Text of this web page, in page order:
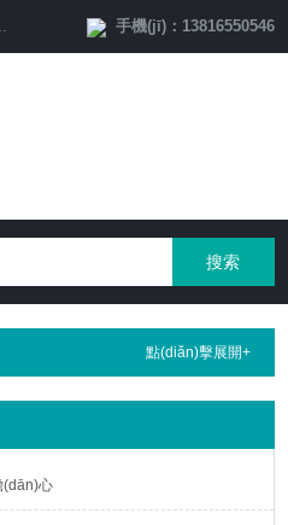
網(wǎng)站！ 手機(jī)：13816550546
點(diǎn)擊展開+
(dān)心